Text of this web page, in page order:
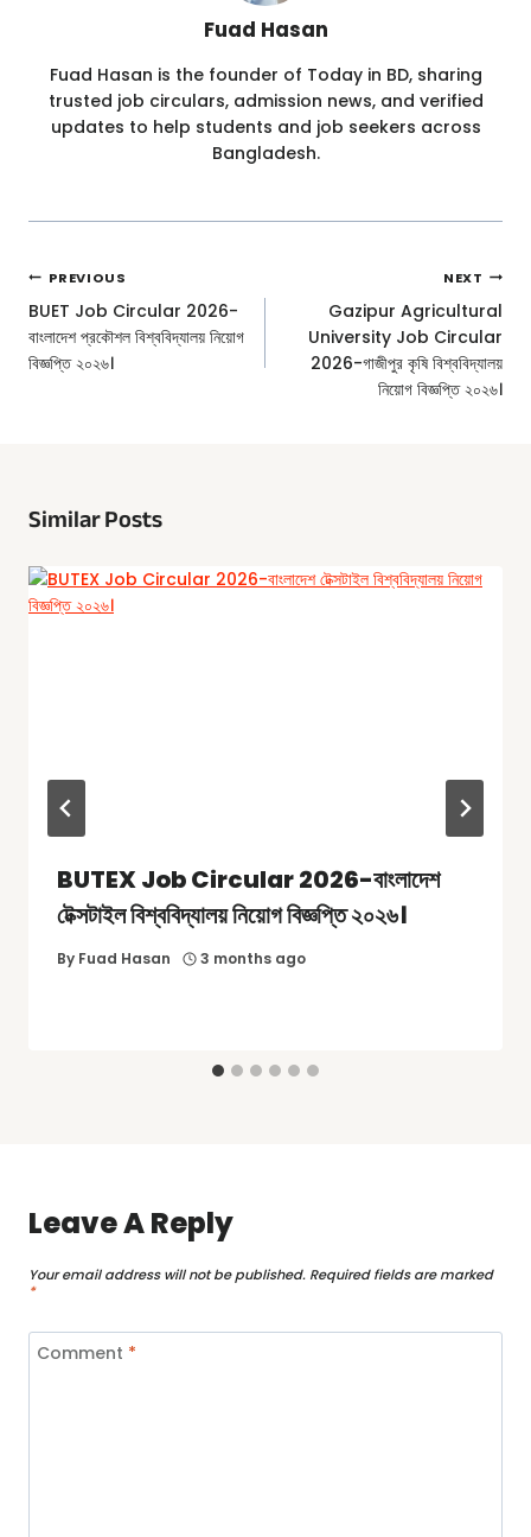
Fuad Hasan
Fuad Hasan is the founder of Today in BD, sharing
trusted job circulars, admission news, and verified
updates to help students and job seekers across
Bangladesh.
Post
Navigation
PREVIOUS
BUET Job Circular 2026-
বাংলাদেশ প্রকৌশল বিশ্ববিদ্যালয় নিয়োগ
বিজ্ঞপ্তি ২০২৬।
NEXT
Gazipur Agricultural
University Job Circular
2026-গাজীপুর কৃষি বিশ্ববিদ্যালয়
নিয়োগ বিজ্ঞপ্তি ২০২৬।
Similar Posts
BUTEX Job Circular 2026-বাংলাদেশ
টেক্সটাইল বিশ্ববিদ্যালয় নিয়োগ বিজ্ঞপ্তি ২০২৬।
By Fuad Hasan 3 months ago
Leave A Reply
Your email address will not be published. Required fields are marked
*
Comment *